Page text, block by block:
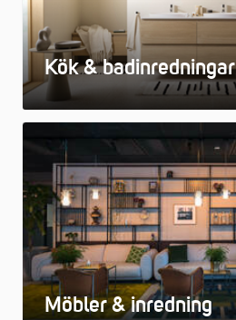
Kök & badinredningar
Möbler & inredning